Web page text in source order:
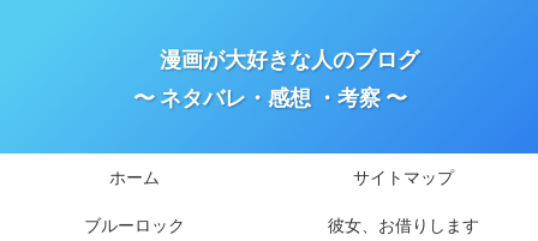
漫画が大好きな人のブログ
〜 ネタバレ・感想 ・考察 〜
ホーム サイトマップ
ブルーロック 彼女、お借りします